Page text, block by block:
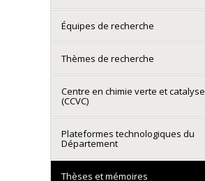
Équipes de recherche
Thèmes de recherche
Centre en chimie verte et catalyse
(CCVC)
Plateformes technologiques du
Département
Thèses et mémoires